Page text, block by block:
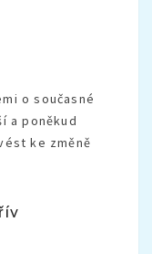
o současné
a poněkud
ke změně